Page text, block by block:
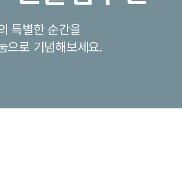
특별한 순간을
으로 기념해보세요.